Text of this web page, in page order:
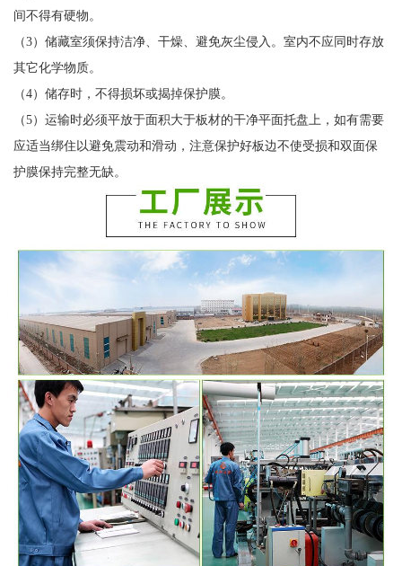
间不得有硬物。
（3）储藏室须保持洁净、干燥、避免灰尘侵入。室内不应同时存放
其它化学物质。
（4）储存时，不得损坏或揭掉保护膜。
（5）运输时必须平放于面积大于板材的干净平面托盘上，如有需要
应适当绑住以避免震动和滑动，注意保护好板边不使受损和双面保
护膜保持完整无缺。